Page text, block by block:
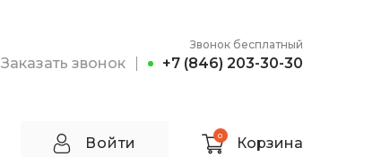
Заказать звонок
Звонок бесплатный
+7 (846) 203-30-30
Войти 0 Корзина